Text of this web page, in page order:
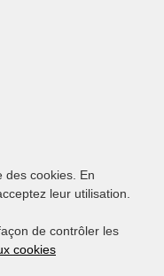
des cookies. En
leur utilisation.
de contrôler les
cookies